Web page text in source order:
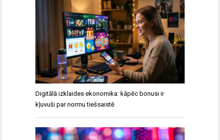
Digitālā izklaides ekonomika: kāpēc bonusi ir
kļuvuši par normu tiešsaistē